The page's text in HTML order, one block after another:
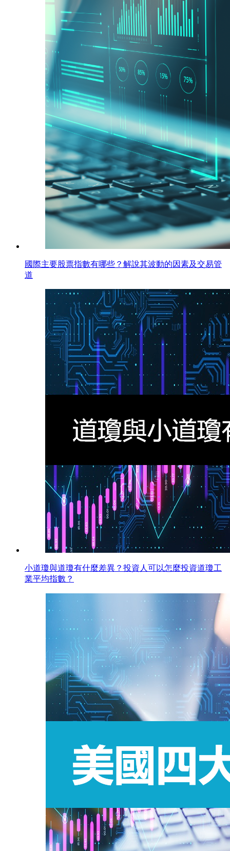
國際主要股票指數有哪些？解說其波動的因素及交易管
道
小道瓊與道瓊有什麼差異？投資人可以怎麼投資道瓊工
業平均指數？